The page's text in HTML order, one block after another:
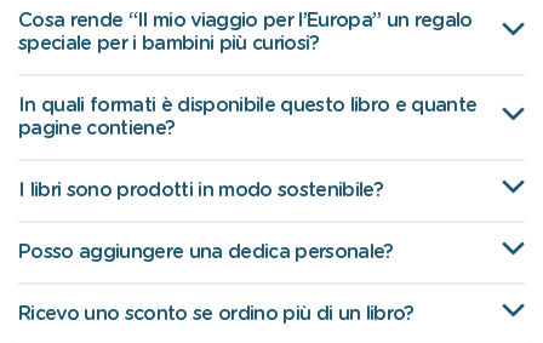
Cosa rende “Il mio viaggio per l’Europa” un regalo
speciale per i bambini più curiosi?
In quali formati è disponibile questo libro e quante
pagine contiene?
I libri sono prodotti in modo sostenibile?
Posso aggiungere una dedica personale?
Ricevo uno sconto se ordino più di un libro?